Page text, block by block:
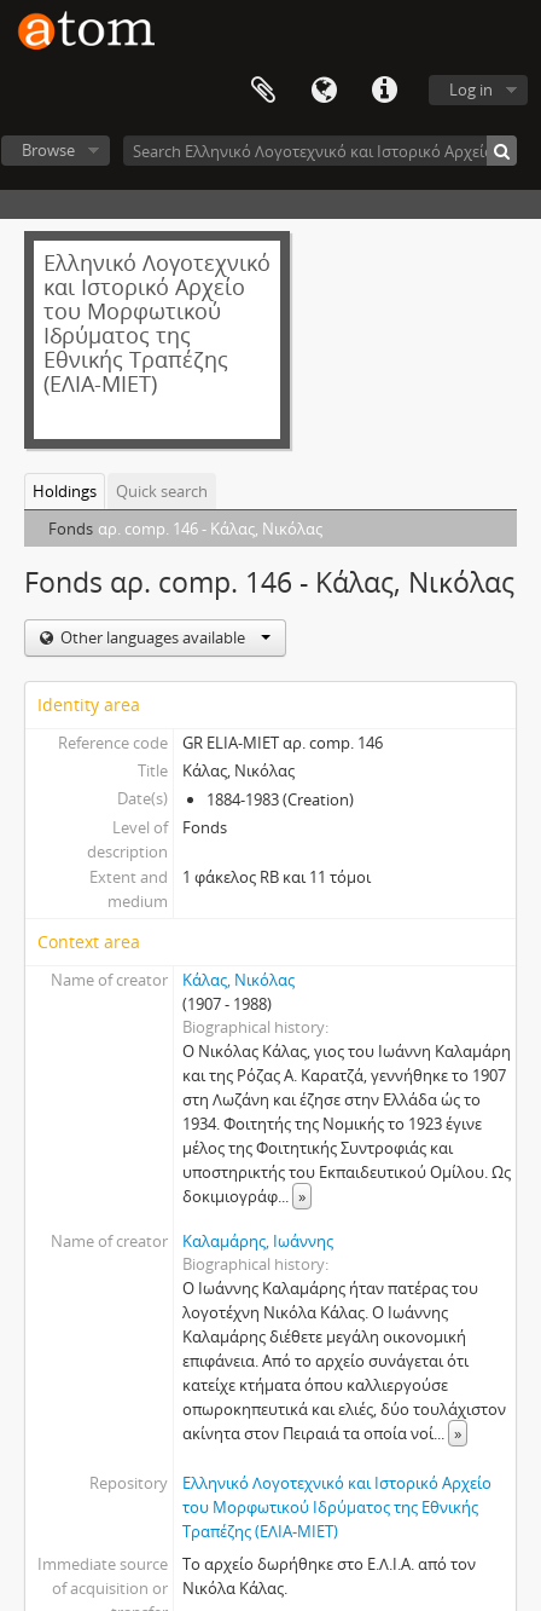
Log in
Browse
Ελληνικό Λογοτεχνικό
και Ιστορικό Αρχείο
του Μορφωτικού
Ιδρύματος της
Εθνικής Τραπέζης
(ΕΛΙΑ-ΜΙΕΤ)
Holdings
Quick search
Fonds αρ. comp. 146 - Κάλας, Νικόλας
Fonds αρ. comp. 146 - Κάλας, Νικόλας
Other languages available
Identity area
Reference code
GR ELIA-MIET αρ. comp. 146
Title
Κάλας, Νικόλας
Date(s)
1884-1983 (Creation)
Level of
description
Fonds
Extent and
medium
1 φάκελος RB και 11 τόμοι
Context area
Name of creator
Κάλας, Νικόλας
(1907 - 1988)
Biographical history
Ο Νικόλας Κάλας, γιος του Ιωάννη Καλαμάρη
και της Ρόζας Α. Καρατζά, γεννήθηκε το 1907
στη Λωζάνη και έζησε στην Ελλάδα ώς το
1934. Φοιτητής της Νομικής το 1923 έγινε
μέλος της Φοιτητικής Συντροφιάς και
υποστηρικτής του Εκπαιδευτικού Ομίλου. Ως
δοκιμιογράφ... »
Name of creator
Καλαμάρης, Ιωάννης
Biographical history
Ο Ιωάννης Καλαμάρης ήταν πατέρας του
λογοτέχνη Νικόλα Κάλας. Ο Ιωάννης
Καλαμάρης διέθετε μεγάλη οικονομική
επιφάνεια. Από το αρχείο συνάγεται ότι
κατείχε κτήματα όπου καλλιεργούσε
οπωροκηπευτικά και ελιές, δύο τουλάχιστον
ακίνητα στον Πειραιά τα οποία νοί... »
Repository
Ελληνικό Λογοτεχνικό και Ιστορικό Αρχείο
του Μορφωτικού Ιδρύματος της Εθνικής
Τραπέζης (ΕΛΙΑ-ΜΙΕΤ)
Immediate source
of acquisition or
Το αρχείο δωρήθηκε στο Ε.Λ.Ι.Α. από τον
Νικόλα Κάλας.